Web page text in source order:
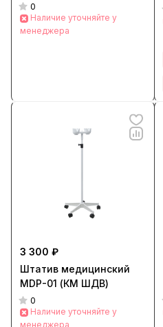
0
Наличие уточняйте у
менеджера
3 300 ₽
Штатив медицинский
MDР-01 (КМ ШДВ)
0
Наличие уточняйте у
менеджера